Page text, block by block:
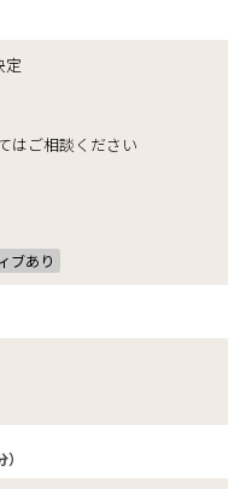
定
はご相談ください
ブあり